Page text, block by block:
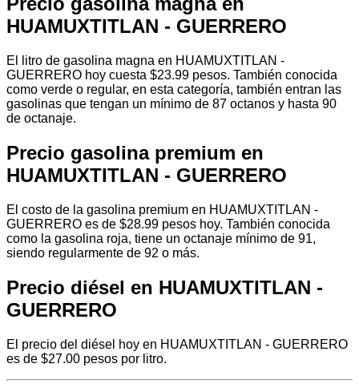
HUAMUXTITLAN - GUERRERO
El litro de gasolina magna en HUAMUXTITLAN -
GUERRERO hoy cuesta $23.99 pesos. También conocida
como verde o regular, en esta categoría, también entran las
gasolinas que tengan un mínimo de 87 octanos y hasta 90
de octanaje.
Precio gasolina premium en
HUAMUXTITLAN - GUERRERO
El costo de la gasolina premium en HUAMUXTITLAN -
GUERRERO es de $28.99 pesos hoy. También conocida
como la gasolina roja, tiene un octanaje mínimo de 91,
siendo regularmente de 92 o más.
Precio diésel en HUAMUXTITLAN -
GUERRERO
El precio del diésel hoy en HUAMUXTITLAN - GUERRERO
es de $27.00 pesos por litro.